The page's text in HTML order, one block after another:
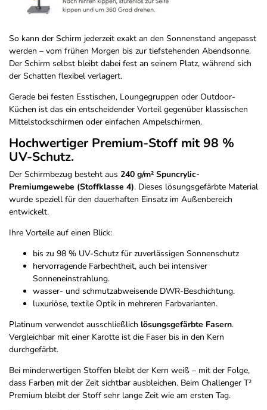
So kann der Schirm jederzeit exakt an den Sonnenstand angepasst
werden – vom frühen Morgen bis zur tiefstehenden Abendsonne.
Der Schirm selbst bleibt dabei fest an seinem Platz, während sich
der Schatten flexibel verlagert.
Gerade bei festen Esstischen, Loungegruppen oder Outdoor-
Küchen ist das ein entscheidender Vorteil gegenüber klassischen
Mittelstockschirmen oder einfachen Ampelschirmen.
Hochwertiger Premium-Stoff mit 98 %
UV-Schutz.
Der Schirmbezug besteht aus 240 g/m² Spuncrylic-
Premiumgewebe (Stoffklasse 4). Dieses lösungsgefärbte Material
wurde speziell für den dauerhaften Einsatz im Außenbereich
entwickelt.
Ihre Vorteile auf einen Blick:
bis zu 98 % UV-Schutz für zuverlässigen Sonnenschutz
hervorragende Farbechtheit, auch bei intensiver
Sonneneinstrahlung.
wasser- und schmutzabweisende DWR-Beschichtung.
luxuriöse, textile Optik in mehreren Farbvarianten.
Platinum verwendet ausschließlich lösungsgefärbte Fasern.
Vergleichbar mit einer Karotte ist die Faser bis in den Kern
durchgefärbt.
Bei minderwertigen Stoffen bleibt der Kern weiß – mit der Folge,
dass Farben mit der Zeit sichtbar ausbleichen. Beim Challenger T²
Premium bleibt der Stoff sehr lange Zeit wie am ersten Tag.